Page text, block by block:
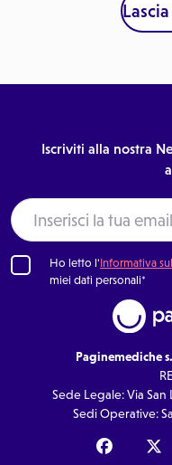
Iscriviti alla nostra
Ho letto l'Informativa
miei dati personali*
Paginemediche
Sede Legale: Via San
Sedi Operative: